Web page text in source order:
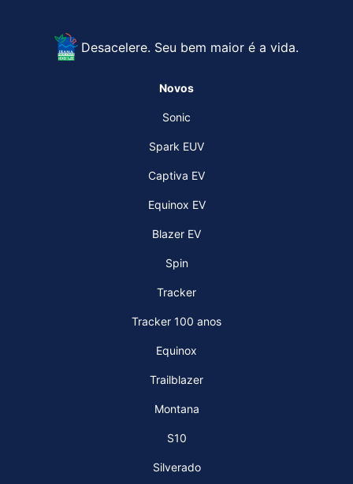
Desacelere. Seu bem maior é a vida.
Novos
Sonic
Spark EUV
Captiva EV
Equinox EV
Blazer EV
Spin
Tracker
Tracker 100 anos
Equinox
Trailblazer
Montana
S10
Silverado